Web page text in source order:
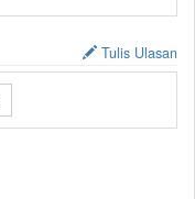
Tulis Ulasan